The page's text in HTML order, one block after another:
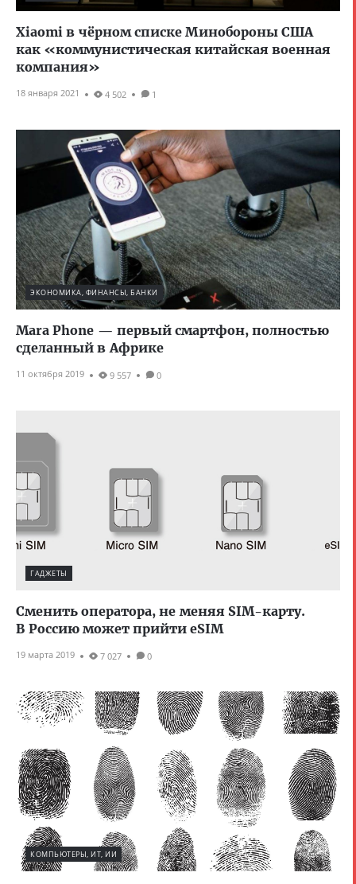
Xiaomi в чёрном списке Минобороны США
как «коммунистическая китайская военная
компания»
18 января 2021 4 502 1
ЭКОНОМИКА, ФИНАНСЫ, БАНКИ
Mara Phone — первый смартфон, полностью
сделанный в Африке
11 октября 2019 9 557 0
ГАДЖЕТЫ
Сменить оператора, не меняя SIM-карту.
В Россию может прийти eSIM
19 марта 2019 7 027 0
КОМПЬЮТЕРЫ, ИТ, ИИ